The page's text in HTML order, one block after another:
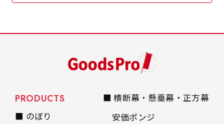
PRODUCTS
■ のぼり
■ 横断幕・懸垂幕・正方幕
安価ポンジ